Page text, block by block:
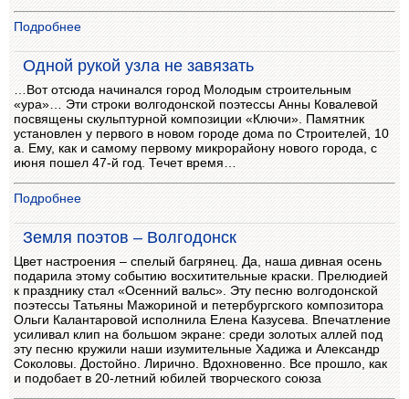
Подробнее
Одной рукой узла не завязать
…Вот отсюда начинался город Молодым строительным
«ура»… Эти строки волгодонской поэтессы Анны Ковалевой
посвящены скульптурной композиции «Ключи». Памятник
установлен у первого в новом городе дома по Строителей, 10
а. Ему, как и самому первому микрорайону нового города, с
июня пошел 47-й год. Течет время…
Подробнее
Земля поэтов – Волгодонск
Цвет настроения – спелый багрянец. Да, наша дивная осень
подарила этому событию восхитительные краски. Прелюдией
к празднику стал «Осенний вальс». Эту песню волгодонской
поэтессы Татьяны Мажориной и петербургского композитора
Ольги Калантаровой исполнила Елена Казусева. Впечатление
усиливал клип на большом экране: среди золотых аллей под
эту песню кружили наши изумительные Хадижа и Александр
Соколовы. Достойно. Лирично. Вдохновенно. Все прошло, как
и подобает в 20-летний юбилей творческого союза